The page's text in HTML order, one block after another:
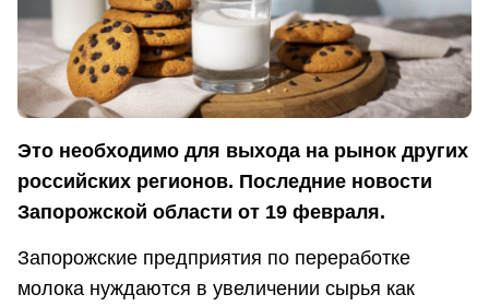
Это необходимо для выхода на рынок других
российских регионов. Последние новости
Запорожской области от 19 февраля.
Запорожские предприятия по переработке
молока нуждаются в увеличении сырья как